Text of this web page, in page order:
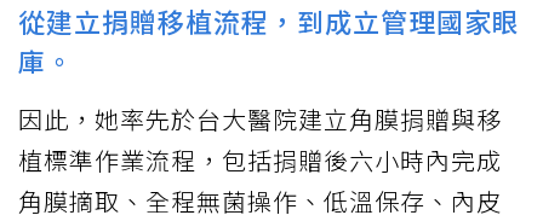
從建立捐贈移植流程，到成立管理國家眼
庫。
因此，她率先於台大醫院建立角膜捐贈與移
植標準作業流程，包括捐贈後六小時內完成
角膜摘取、全程無菌操作、低溫保存、內皮